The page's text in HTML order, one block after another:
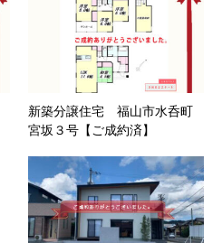
新築分譲住宅 福山市水呑町
宮坂３号【ご成約済】